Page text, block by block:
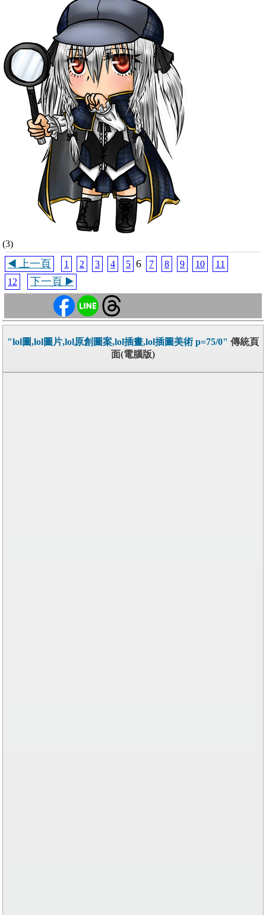
(3)
◀️ 上一頁 1 2 3 4 5 6 7 8 9 10
11
12
下一頁 ▶️
"lol圖,lol圖片,lol原創圖案,lol插畫,lol插圖美術 p=75/0" 傳統頁
面(電腦版)